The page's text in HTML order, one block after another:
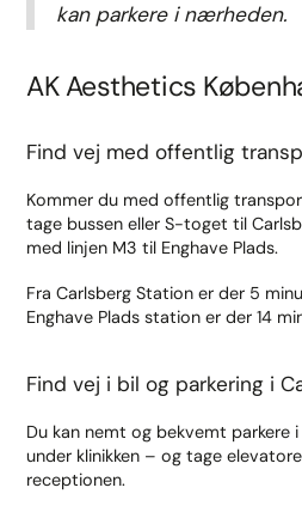
kan parkere i nærheden.
AK Aesthetics
Find vej med offentlig
Kommer du med offentlig
tage bussen eller S-toget til
med linjen M3 til Enghave Plads.
Fra Carlsberg Station er der 5
Enghave Plads station er der 14
Find vej i bil og parkering i
Du kan nemt og bekvemt parkere
under klinikken – og tage
receptionen.